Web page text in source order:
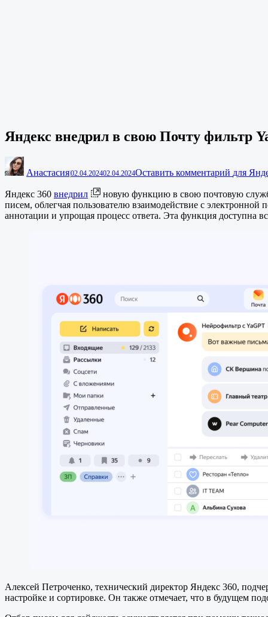
Яндекс внедрил в свою Почту фильтр
Анастасия02.04.202402.04.2024Оставить комментарий для
Яндекс 360 внедрил
новую функцию в свою почтовую
писем, облегчая пользователю взаимодействие с
аннотации и упрощая процесс ответа. Эта функция доступна
Алексей Петроченко, технический директор Яндекс 360,
настройке и сортировке. Он также отмечает, что в будущем